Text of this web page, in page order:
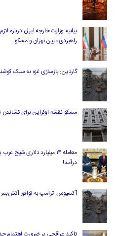
بیانیه وزارت خارجه ایران درباره
راهبردی» بین تهران و مسکو
گاردین: بازسازی غزه به سبک
مسکو نقشه اوکراین برای کشاندن
معامله ۱۴ میلیارد دلاری
درآمد!
آکسیوس: ترامپ به توافق آتش‌بس در غزه ظرف ۲
تاکید عراقچی بر ضرورت اهتمام